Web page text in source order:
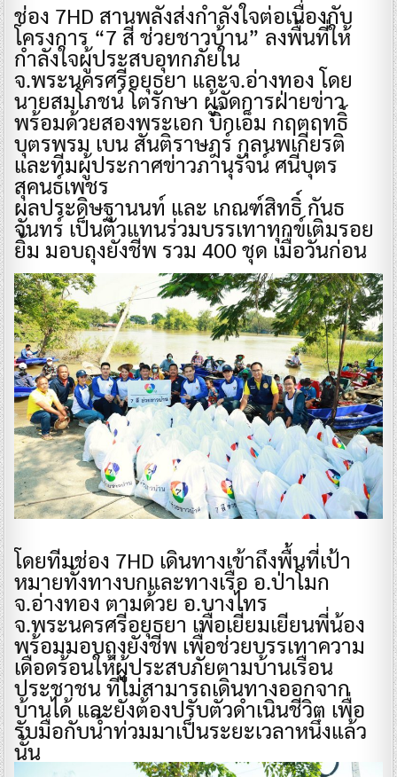
​ช่อง 7HD สานพลังส่งกำลังใจต่อเนื่องกับ
โครงการ “7 สี ช่วยชาวบ้าน” ลงพื้นที่ให้
กำลังใจผู้ประสบอุทกภัยใน
จ.พระนครศรีอยุธยา และจ.อ่างทอง โดย
นายสมโภชน์ โตรักษา ผู้จัดการฝ่ายข่าว
พร้อมด้วยสองพระเอก บิ๊กเอ็ม กฤตฤทธิ์
บุตรพรม เบน สันติราษฎร์ กุลนพเกียรติ
และทีมผู้ประกาศข่าวภานุรัจน์ ศนีบุตร
สุคนธ์เพชร
ผลประดิษฐานนท์ และ เกณฑ์สิทธิ์ กันธ
จันทร์ เป็นตัวแทนร่วมบรรเทาทุกข์เติมรอย
ยิ้ม มอบถุงยังชีพ รวม 400 ชุด เมื่อวันก่อน
​โดยทีมช่อง 7HD เดินทางเข้าถึงพื้นที่เป้า
หมายทั้งทางบกและทางเรือ อ.ป่าโมก
จ.อ่างทอง ตามด้วย อ.บางไทร
จ.พระนครศรีอยุธยา เพื่อเยี่ยมเยียนพี่น้อง
พร้อมมอบถุงยังชีพ เพื่อช่วยบรรเทาความ
เดือดร้อนให้ผู้ประสบภัยตามบ้านเรือน
ประชาชน ที่ไม่สามารถเดินทางออกจาก
บ้านได้ และยังต้องปรับตัวดำเนินชีวิต เพื่อ
รับมือกับน้ำท่วมมาเป็นระยะเวลาหนึ่งแล้ว
นั้น